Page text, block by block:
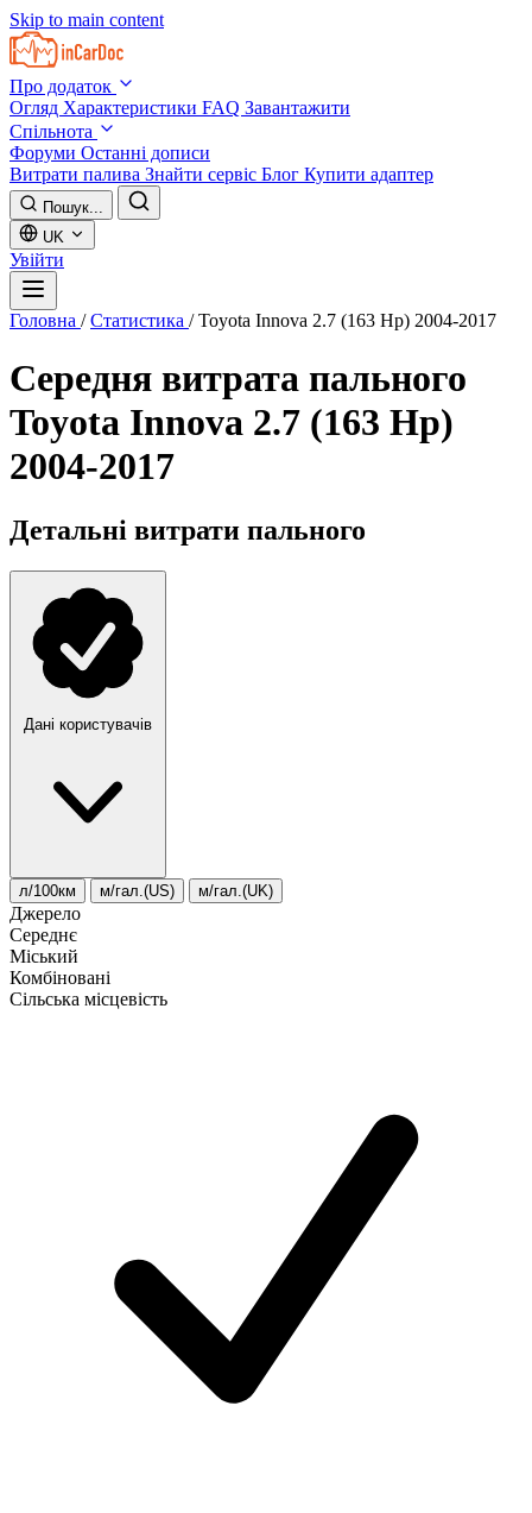
Skip to main content
Про додаток
Огляд Характеристики FAQ Завантажити
Спільнота
Форуми Останні дописи
Витрати палива Знайти сервіс Блог Купити адаптер
Пошук...
UK
Увійти
Головна / Статистика / Toyota Innova 2.7 (163 Hp) 2004-2017
Середня витрата пального
Toyota Innova 2.7 (163 Hp)
2004-2017
Детальні витрати пального
Дані користувачів
л/100км м/гал.(US) м/гал.(UK)
Джерело
Середнє
Міський
Комбіновані
Сільська місцевість